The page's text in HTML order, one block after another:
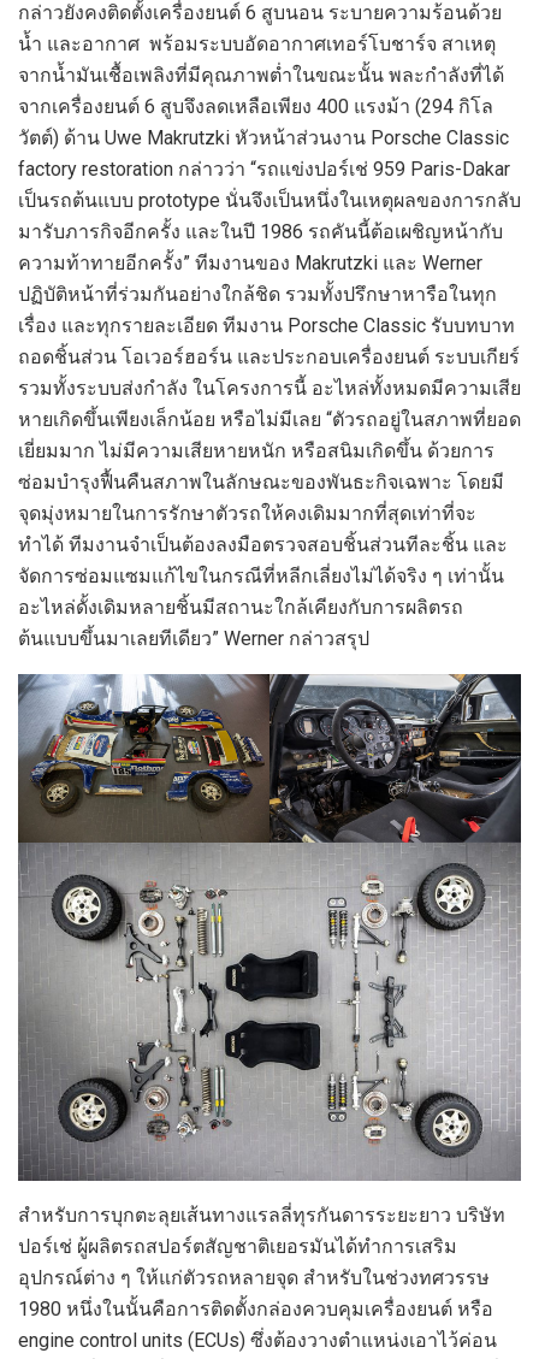
กล่าวยังคงติดตั้งเครื่องยนต์ 6 สูบนอน ระบายความร้อนด้วย
น้ำ และอากาศ พร้อมระบบอัดอากาศเทอร์โบชาร์จ สาเหตุ
จากน้ำมันเชื้อเพลิงที่มีคุณภาพต่ำในขณะนั้น พละกำลังที่ได้
จากเครื่องยนต์ 6 สูบจึงลดเหลือเพียง 400 แรงม้า (294 กิโล
วัตต์) ด้าน Uwe Makrutzki หัวหน้าส่วนงาน Porsche Classic
factory restoration กล่าวว่า “รถแข่งปอร์เช่ 959 Paris-Dakar
เป็นรถต้นแบบ prototype นั่นจึงเป็นหนึ่งในเหตุผลของการกลับ
มารับภารกิจอีกครั้ง และในปี 1986 รถคันนี้ต้อเผชิญหน้ากับ
ความท้าทายอีกครั้ง” ทีมงานของ Makrutzki และ Werner
ปฏิบัติหน้าที่ร่วมกันอย่างใกล้ชิด รวมทั้งปรึกษาหารือในทุก
เรื่อง และทุกรายละเอียด ทีมงาน Porsche Classic รับบทบาท
ถอดชิ้นส่วน โอเวอร์ฮอร์น และประกอบเครื่องยนต์ ระบบเกียร์
รวมทั้งระบบส่งกำลัง ในโครงการนี้ อะไหล่ทั้งหมดมีความเสีย
หายเกิดขึ้นเพียงเล็กน้อย หรือไม่มีเลย “ตัวรถอยู่ในสภาพที่ยอด
เยี่ยมมาก ไม่มีความเสียหายหนัก หรือสนิมเกิดขึ้น ด้วยการ
ซ่อมบำรุงฟื้นคืนสภาพในลักษณะของพันธะกิจเฉพาะ โดยมี
จุดมุ่งหมายในการรักษาตัวรถให้คงเดิมมากที่สุดเท่าที่จะ
ทำได้ ทีมงานจำเป็นต้องลงมือตรวจสอบชิ้นส่วนทีละชิ้น และ
จัดการซ่อมแซมแก้ไขในกรณีที่หลีกเลี่ยงไม่ได้จริง ๆ เท่านั้น
อะไหล่ดั้งเดิมหลายชิ้นมีสถานะใกล้เคียงกับการผลิตรถ
ต้นแบบขึ้นมาเลยทีเดียว” Werner กล่าวสรุป
สำหรับการบุกตะลุยเส้นทางแรลลี่ทุรกันดารระยะยาว บริษัท
ปอร์เช่ ผู้ผลิตรถสปอร์ตสัญชาติเยอรมันได้ทำการเสริม
อุปกรณ์ต่าง ๆ ให้แก่ตัวรถหลายจุด สำหรับในช่วงทศวรรษ
1980 หนึ่งในนั้นคือการติดตั้งกล่องควบคุมเครื่องยนต์ หรือ
engine control units (ECUs) ซึ่งต้องวางตำแหน่งเอาไว้ค่อน